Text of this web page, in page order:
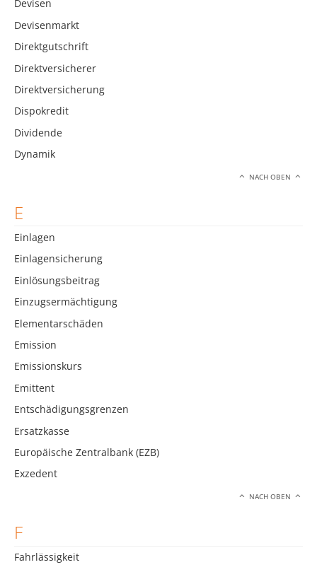
Devisen
Devisenmarkt
Direktgutschrift
Direktversicherer
Direktversicherung
Dispokredit
Dividende
Dynamik
NACH OBEN
E
Einlagen
Einlagensicherung
Einlösungsbeitrag
Einzugsermächtigung
Elementarschäden
Emission
Emissionskurs
Emittent
Entschädigungsgrenzen
Ersatzkasse
Europäische Zentralbank (EZB)
Exzedent
NACH OBEN
F
Fahrlässigkeit